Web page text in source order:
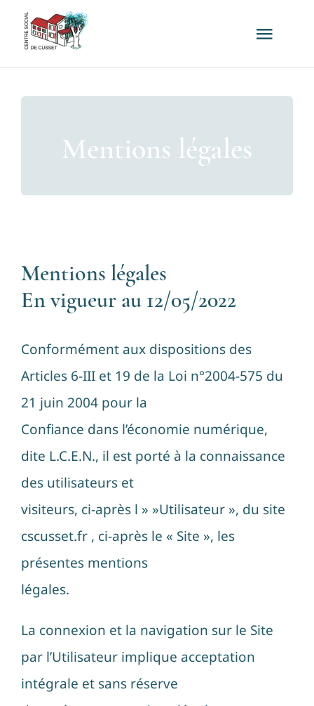
Passer
contenu
Actualités
Contact
Mentions légales
Mentions légales
En vigueur au 12/05/2022
Conformément aux dispositions des
Articles 6-III et 19 de la Loi n°2004-575 du
21 juin 2004 pour la
Confiance dans l’économie numérique,
dite L.C.E.N., il est porté à la connaissance
des utilisateurs et
visiteurs, ci-après l » »Utilisateur », du site
cscusset.fr , ci-après le « Site », les
présentes mentions
légales.
La connexion et la navigation sur le Site
par l’Utilisateur implique acceptation
intégrale et sans réserve